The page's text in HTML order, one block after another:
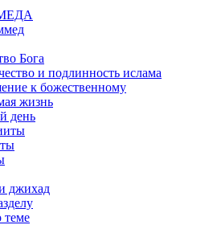
Бога
и подлинность ислама
к божественному
жизнь
день
джихад
теме